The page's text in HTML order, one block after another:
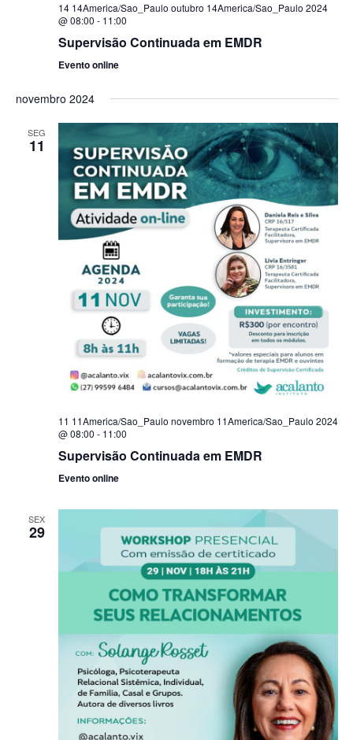
14 14America/Sao_Paulo outubro 14America/Sao_Paulo 2024
@ 08:00 - 11:00
Supervisão Continuada em EMDR
Evento online
novembro 2024
SEG
11
11 11America/Sao_Paulo novembro 11America/Sao_Paulo 2024
@ 08:00 - 11:00
Supervisão Continuada em EMDR
Evento online
SEX
29